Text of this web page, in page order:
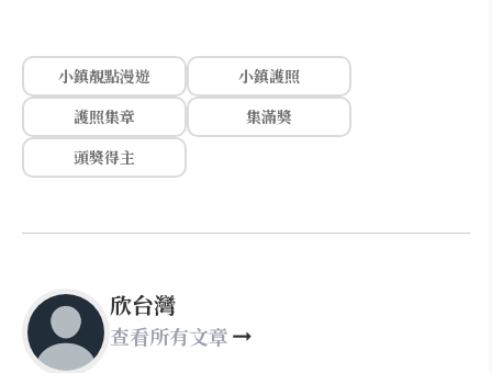
小鎮靚點漫遊
小鎮護照
護照集章
集滿獎
頭獎得主
欣台灣
查看所有文章